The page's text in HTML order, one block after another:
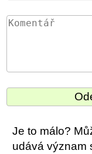
Je to málo?
udává význam